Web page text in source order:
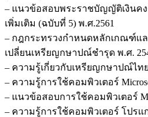
– แนวข้อสอบพระราชบัญญัติเงินคง
เพิ่มเติม (ฉบับที่ 5) พ.ศ.2561
– กฎกระทรวงกำหนดหลักเกณฑ์แ
เปลี่ยนเหรียญกษาปณ์ชำรุด พ.ศ.
– ความรู้เกี่ยวกับเหรียญกษาปณ์ไท
– ความรู้การใช้คอมพิวเตอร์
– แนวข้อสอบการใช้คอมพิวเตอร์
– ความรู้การใช้คอมพิวเตอร์ โปรแ